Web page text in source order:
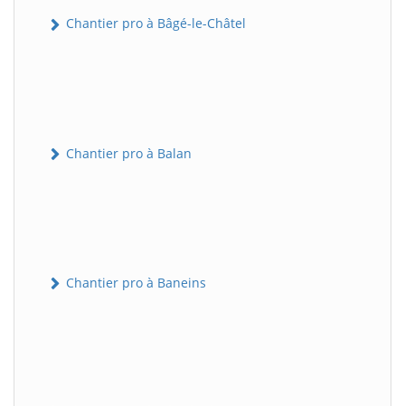
Chantier pro à Bâgé-le-Châtel
Chantier pro à Balan
Chantier pro à Baneins